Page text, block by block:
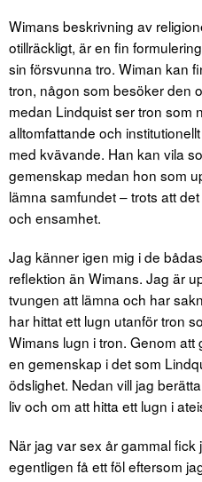
Wimans beskrivning av
otillräckligt, är en fin
sin försvunna tro. Wiman kan
tron, någon som besöker den
medan Lindquist ser tron som
alltomfattande och
med kvävande. Han kan vila
gemenskap medan hon som
lämna samfundet – trots att
och ensamhet.
Jag känner igen mig i de
reflektion än Wimans. Jag är
tvungen att lämna och har
har hittat ett lugn utanför tron
Wimans lugn i tron. Genom att
en gemenskap i det som
ödslighet. Nedan vill jag
liv och om att hitta ett lugn i
När jag var sex år gammal fick
egentligen få ett föl eftersom